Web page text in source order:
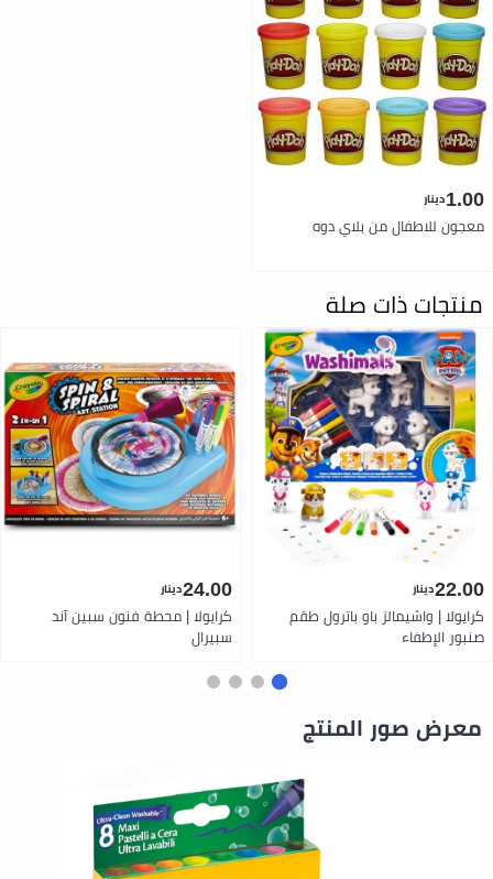
1.00دينار
معجون للاطفال من بلاي دوه
منتجات ذات صلة
22.00دينار
كرايولا | واشيمالز باو باترول طقم
صنبور الإطفاء
24.00دينار
كرايولا | محطة فنون سبين آند
سبيرال
معرض صور المنتج